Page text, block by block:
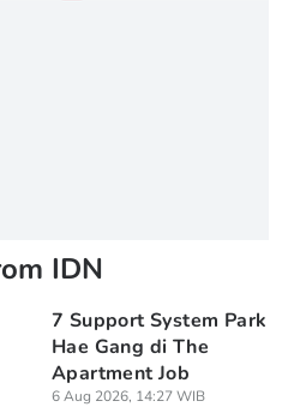
IDN
7 Support System Park
Hae Gang di The
Apartment Job
6 Aug 2026, 14:27 WIB